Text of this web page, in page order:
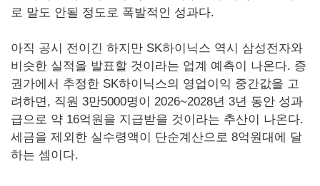
로 말도 안될 정도로 폭발적인 성과다.
아직 공시 전이긴 하지만 SK하이닉스 역시 삼성전자와
비슷한 실적을 발표할 것이라는 업계 예측이 나온다. 증
권가에서 추정한 SK하이닉스의 영업이익 중간값을 고
려하면, 직원 3만5000명이 2026~2028년 3년 동안 성과
급으로 약 16억원을 지급받을 것이라는 추산이 나온다.
세금을 제외한 실수령액이 단순계산으로 8억원대에 달
하는 셈이다.